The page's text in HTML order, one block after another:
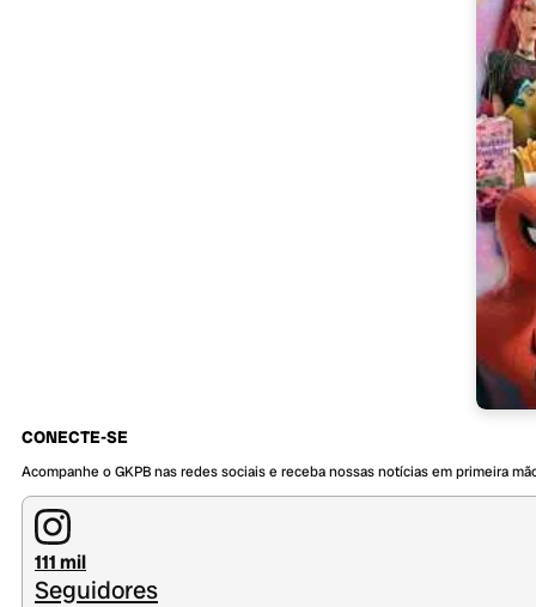
CONECTE-SE
Acompanhe o GKPB nas redes sociais e receba nossas notícias em primeira
111 mil
Seguidores